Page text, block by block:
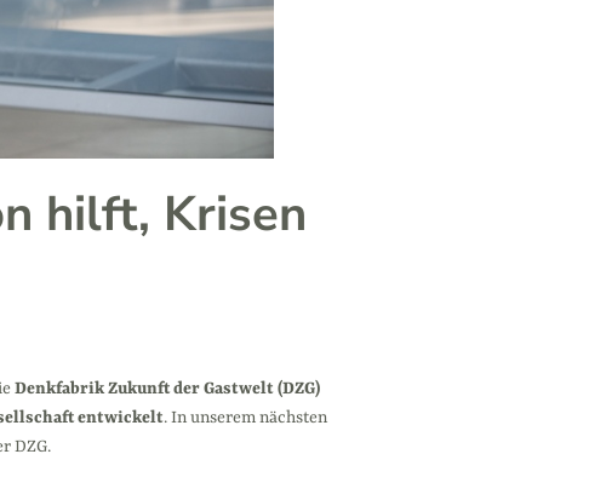
hilft, Krisen
Denkfabrik Zukunft der Gastwelt (DZG)
entwickelt. In unserem nächsten
DZG.